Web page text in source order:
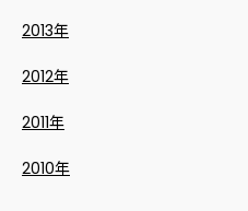
2013年
2012年
2011年
2010年